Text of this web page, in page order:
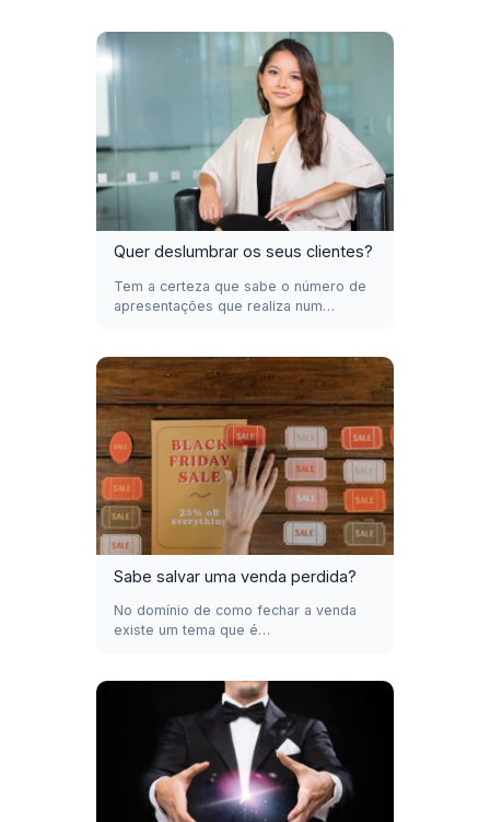
Quer deslumbrar os seus clientes?
Tem a certeza que sabe o número de
apresentações que realiza num…
Sabe salvar uma venda perdida?
No domínio de como fechar a venda
existe um tema que é…